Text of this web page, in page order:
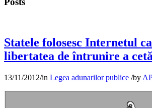
Statele folosesc Internetul
libertatea de întrunire a
13/11/2012/in Legea adunarilor publice /by